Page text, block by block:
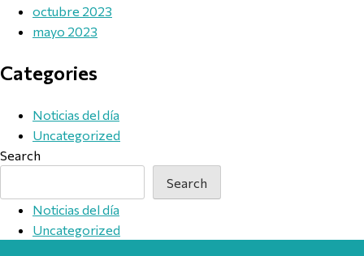
octubre 2023
mayo 2023
Categories
Noticias del día
Uncategorized
Search
Search
Noticias del día
Uncategorized